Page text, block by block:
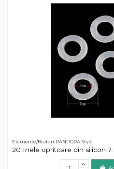
Elemente/Bratari PANDORA Style
20 Inele opritoare din silicon 7